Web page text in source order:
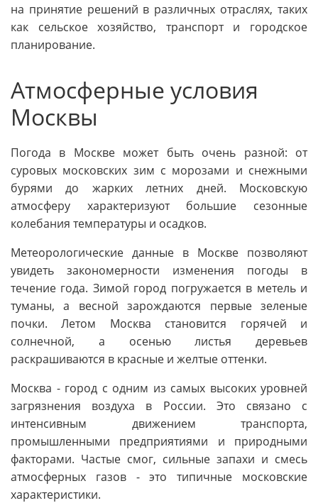
на принятие решений в различных отраслях, таких
как сельское хозяйство, транспорт и городское
планирование.
Атмосферные условия
Москвы
Погода в Москве может быть очень разной: от
суровых московских зим с морозами и снежными
бурями до жарких летних дней. Московскую
атмосферу характеризуют большие сезонные
колебания температуры и осадков.
Метеорологические данные в Москве позволяют
увидеть закономерности изменения погоды в
течение года. Зимой город погружается в метель и
туманы, а весной зарождаются первые зеленые
почки. Летом Москва становится горячей и
солнечной, а осенью листья деревьев
раскрашиваются в красные и желтые оттенки.
Москва - город с одним из самых высоких уровней
загрязнения воздуха в России. Это связано с
интенсивным движением транспорта,
промышленными предприятиями и природными
факторами. Частые смог, сильные запахи и смесь
атмосферных газов - это типичные московские
характеристики.